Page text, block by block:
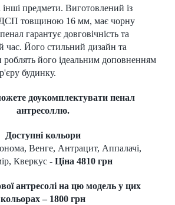
інші предмети. Виготовлений із
товщиною 16 мм, має чорну
гарантує довговічність та
час. Його стильний дизайн та
роблять його ідеальним доповненням
будинку.
доукомплектувати пенал
антресоллю.
Доступні кольори
Венге, Антрацит, Аппалачі,
Кверкус - Ціна 4810 грн
антресолі на цю модель у цих
кольорах – 1800 грн